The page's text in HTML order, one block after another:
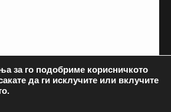
за го подобриме корисничкото
да ги исклучите или вклучите